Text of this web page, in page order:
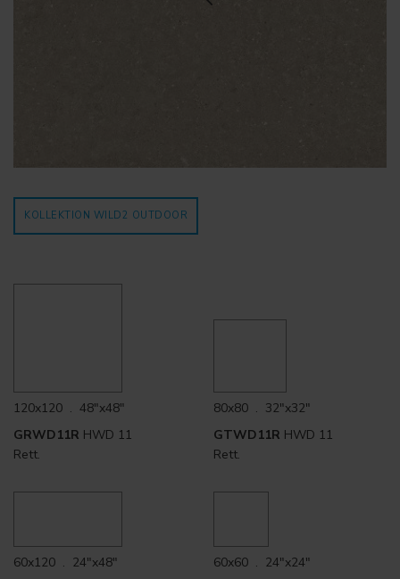
KOLLEKTION WILD2 OUTDOOR
120x120 . 48"x48"
GRWD11R HWD 11
Rett.
80x80 . 32"x32"
GTWD11R HWD 11
Rett.
60x120 . 24"x48"
60x60 . 24"x24"